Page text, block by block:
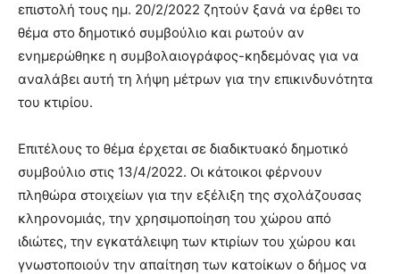
επιστολή τους ημ. 20/2/2022 ζητούν ξανά να έρθει το
θέμα στο δημοτικό συμβούλιο και ρωτούν αν
ενημερώθηκε η συμβολαιογράφος-κηδεμόνας για να
αναλάβει αυτή τη λήψη μέτρων για την επικινδυνότητα
του κτιρίου.
Επιτέλους το θέμα έρχεται σε διαδικτυακό δημοτικό
συμβούλιο στις 13/4/2022. Οι κάτοικοι φέρνουν
πληθώρα στοιχείων για την εξέλιξη της σχολάζουσας
κληρονομιάς, την χρησιμοποίηση του χώρου από
ιδιώτες, την εγκατάλειψη των κτιρίων του χώρου και
γνωστοποιούν την απαίτηση των κατοίκων ο δήμος να